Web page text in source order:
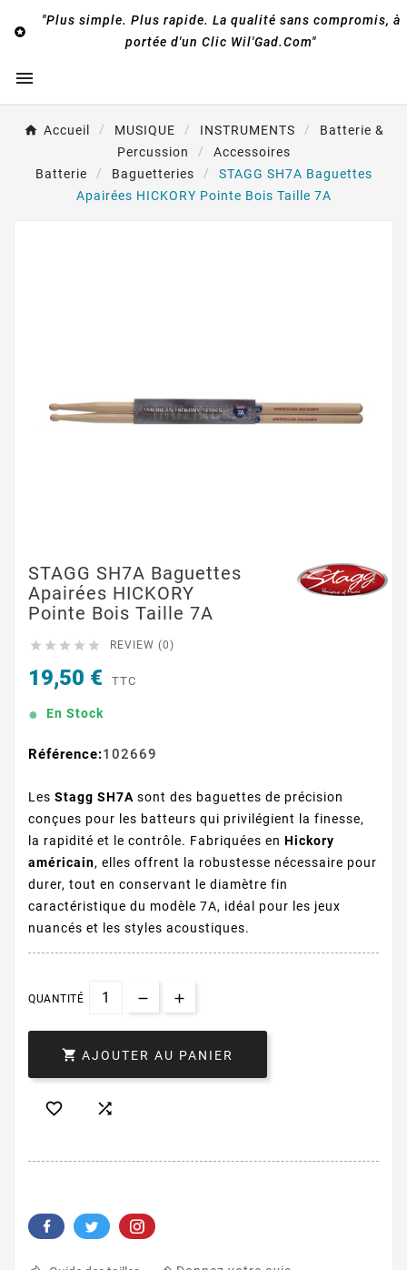

"Plus simple. Plus rapide. La qualité sans compromis, à
portée d'un Clic Wil'Gad.Com"

Accueil MUSIQUE INSTRUMENTS
Batterie &
Percussion
Accessoires
Batterie
Baguetteries
STAGG SH7A Baguettes
Apairées HICKORY Pointe Bois Taille 7A
STAGG SH7A Baguettes
Apairées HICKORY
Pointe Bois Taille 7A
     REVIEW (0)
19,50 € TTC
En Stock
Référence:102669
Les Stagg SH7A sont des baguettes de précision
conçues pour les batteurs qui privilégient la finesse,
la rapidité et le contrôle. Fabriquées en Hickory
américain, elles offrent la robustesse nécessaire pour
durer, tout en conservant le diamètre fin
caractéristique du modèle 7A, idéal pour les jeux
nuancés et les styles acoustiques.
QUANTITÉ
 AJOUTER AU PANIER
 